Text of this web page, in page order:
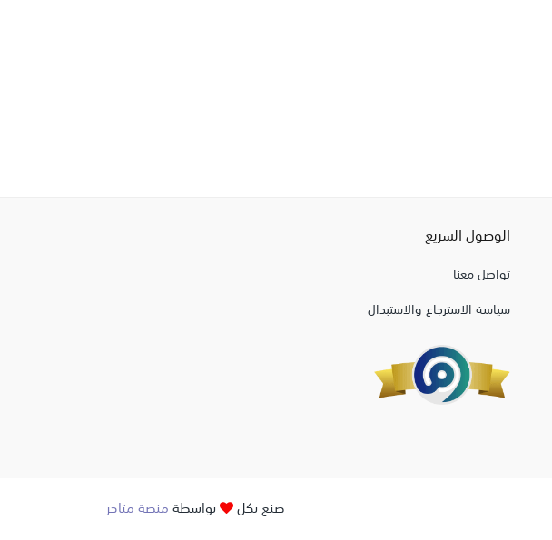
الوصول السريع
تواصل معنا
سياسة الاسترجاع والاستبدال
صنع بكل بواسطةمنصة متاجر